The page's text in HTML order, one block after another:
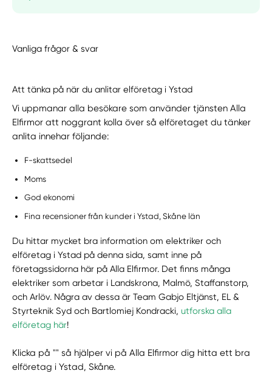
Vanliga frågor & svar
Att tänka på när du anlitar elföretag i Ystad
Vi uppmanar alla besökare som använder tjänsten Alla
Elfirmor att noggrant kolla över så elföretaget du tänker
anlita innehar följande:
F-skattsedel
Moms
God ekonomi
Fina recensioner från kunder i Ystad, Skåne län
Du hittar mycket bra information om elektriker och
elföretag i Ystad på denna sida, samt inne på
företagssidorna här på Alla Elfirmor. Det finns många
elektriker som arbetar i Landskrona, Malmö, Staffanstorp,
och Arlöv. Några av dessa är Team Gabjo Eltjänst, EL &
Styrteknik Syd och Bartlomiej Kondracki,utforska alla
elföretag här!
Klicka på "" så hjälper vi på Alla Elfirmor dig hitta ett bra
elföretag i Ystad, Skåne.